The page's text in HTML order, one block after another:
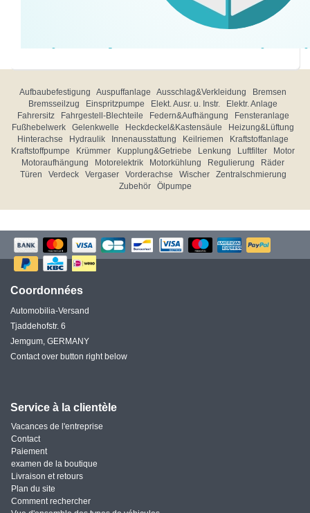
Aufbaubefestigung Auspuffanlage Ausschlag&Verkleidung
Bremsen
Bremsseilzug
Einspritzpumpe Elekt. Ausr. u. Instr.
Elektr. Anlage
Fahrersitz
Fahrgestell-Blechteile Federn&Aufhängung
Fensteranlage
Fußhebelwerk
Gelenkwelle Heckdeckel&Kastensäule
Heizung&Lüftung
Hinterachse
Hydraulik Innenausstattung Keilriemen
Kraftstoffanlage
Kraftstoffpumpe
Krümmer Kupplung&Getriebe Lenkung Luftfilter
Motor
Motoraufhängung
Motorelektrik Motorkühlung Regulierung
Räder
Türen
Verdeck Vergaser Vorderachse Wischer
Zentralschmierung
Zubehör
Ölpumpe
Coordonnées
Automobilia-Versand
Tjaddehofstr. 6
Jemgum, GERMANY
Contact over button right below
Service à la clientèle
Vacances de l'entreprise
Contact
Paiement
examen de la boutique
Livraison et retours
Plan du site
Comment rechercher